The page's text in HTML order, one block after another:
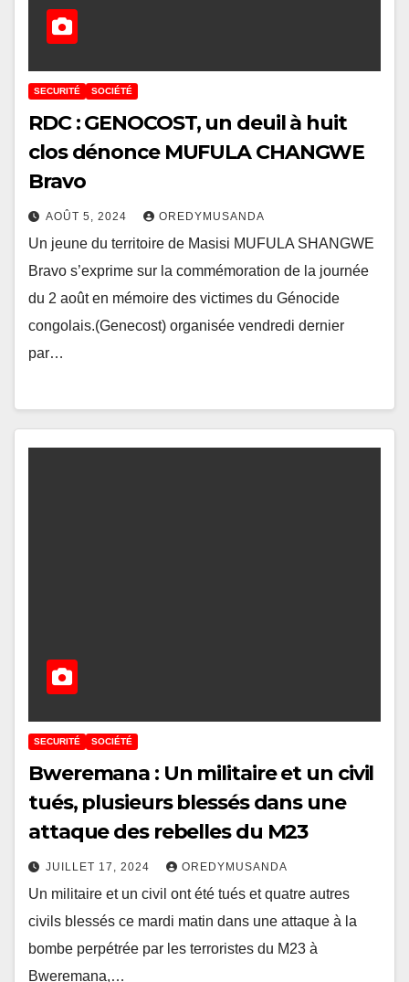
SECURITÉ SOCIÉTÉ
RDC : GENOCOST, un deuil à huit
clos dénonce MUFULA CHANGWE
Bravo
AOÛT 5, 2024 OREDYMUSANDA
Un jeune du territoire de Masisi MUFULA SHANGWE
Bravo s’exprime sur la commémoration de la journée
du 2 août en mémoire des victimes du Génocide
congolais.(Genecost) organisée vendredi dernier
par…
SECURITÉ SOCIÉTÉ
Bweremana : Un militaire et un civil
tués, plusieurs blessés dans une
attaque des rebelles du M23
JUILLET 17, 2024 OREDYMUSANDA
Un militaire et un civil ont été tués et quatre autres
civils blessés ce mardi matin dans une attaque à la
bombe perpétrée par les terroristes du M23 à
Bweremana,…